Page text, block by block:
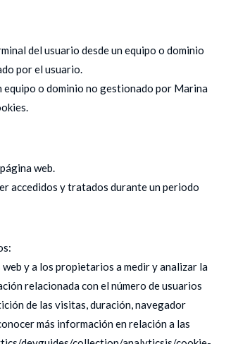
del usuario desde un equipo o dominio
por el usuario.
equipo o dominio no gestionado por Marina
web.
accedidos y tratados durante un periodo
y a los propietarios a medir y analizar la
relacionada con el número de usuarios
de las visitas, duración, navegador
más información en relación a las